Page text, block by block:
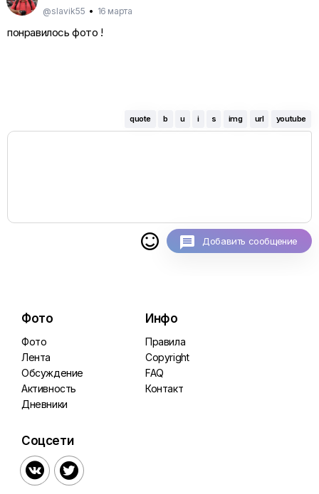
@slavik55 • 16 марта
понравилось фото !
quote b u i s img url youtube
 Добавить сообщение
Фото
Фото
Лента
Обсуждение
Активность
Дневники
Инфо
Правила
Copyright
FAQ
Контакт
Соцсети
 